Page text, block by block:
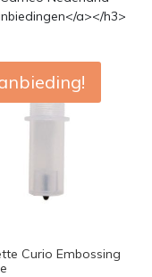
a></h3>
Curio Embossing